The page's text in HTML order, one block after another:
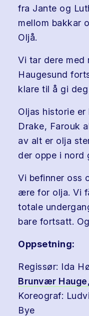
fra Jante og
mellom bakkar
Oljå.
Vi tar dere med
Haugesund
klare til å gi
Oljas historie
Drake, Farouk
av alt er olja
der oppe i nord
Vi befinner oss
ære for olja. Vi
totale
bare fortsatt.
Oppsetning:
Regissør: Ida
Brunvær Hauge,
Koreograf:
Bye